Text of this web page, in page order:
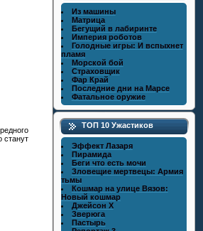
станут
Из машины
Матрица
Бегущий в лабиринте
Империя роботов
Голодные игры: И вспыхнет
пламя
Морской бой
Страховщик
Фар Край
Последние дни на Марсе
Фатальное оружие
ТОП 10 Ужастиков
Эффект Лазаря
Пирамида
Беги что есть мочи
Зловещие мертвецы: Армия
тьмы
Кошмар на улице Вязов:
Новый кошмар
Джейсон X
Зверюга
Пастырь